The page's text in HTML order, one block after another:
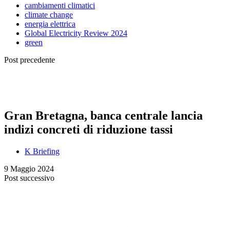
cambiamenti climatici
climate change
energia elettrica
Global Electricity Review 2024
green
Post precedente
Gran Bretagna, banca centrale lancia
indizi concreti di riduzione tassi
K Briefing
9 Maggio 2024
Post successivo